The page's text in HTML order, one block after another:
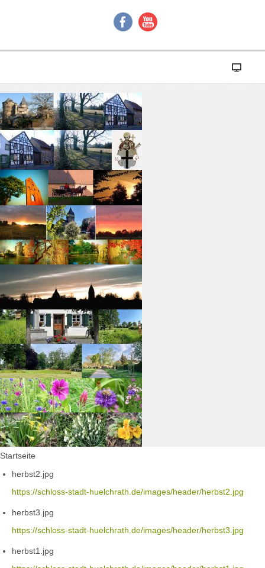
Startseite
herbst2.jpg
https://schloss-stadt-huelchrath.de/images/header/herbst2.jpg
herbst3.jpg
https://schloss-stadt-huelchrath.de/images/header/herbst3.jpg
herbst1.jpg